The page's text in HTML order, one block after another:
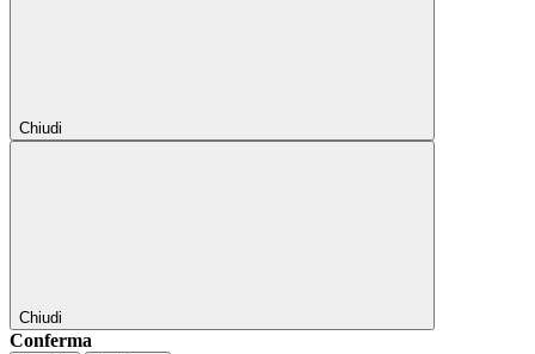
Chiudi
Chiudi
Conferma